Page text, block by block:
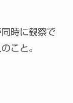
時に観察で
こと。